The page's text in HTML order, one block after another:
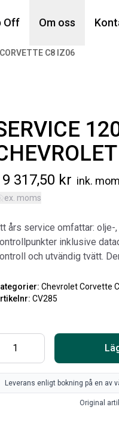
Off Om oss Din
5
C8 IZ06
317,50 kr ink.
ex. moms
års service omfattar:
inklusive
och utvändig tvätt.
Chevrolet Corvette
CV285
Leverans enligt bokning på en av
Original